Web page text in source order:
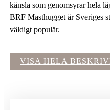
känsla som genomsyrar hela
BRF Masthugget är Sveriges
väldigt populär.
VISA HELA